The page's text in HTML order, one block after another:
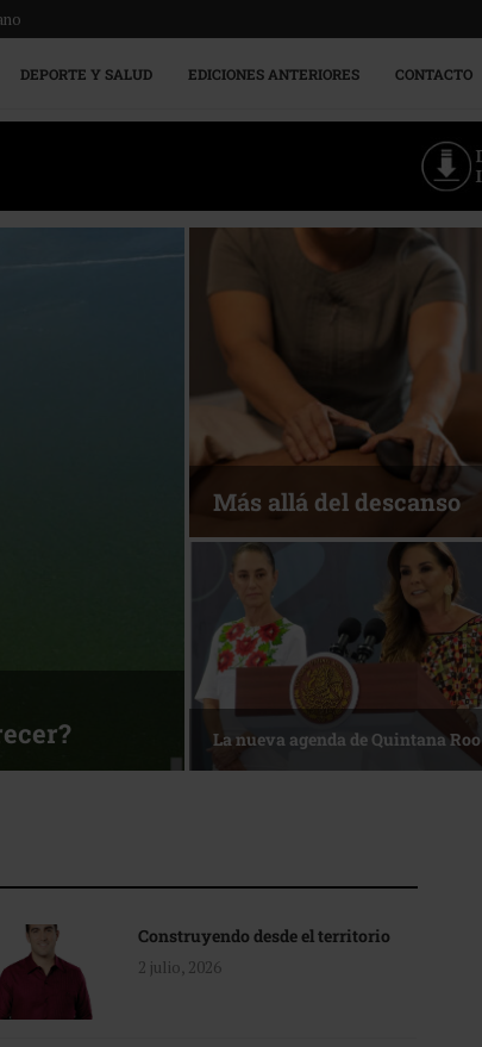
DEPORTE Y SALUD EDICIONES ANTERIORES CONTACTO
Más allá del descanso
La nueva agenda de Quintana Roo
Construyendo desde el territorio
2 julio, 2026